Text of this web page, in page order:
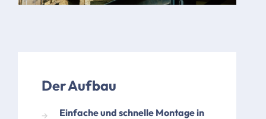
Der Aufbau
Einfache und schnelle Montage in